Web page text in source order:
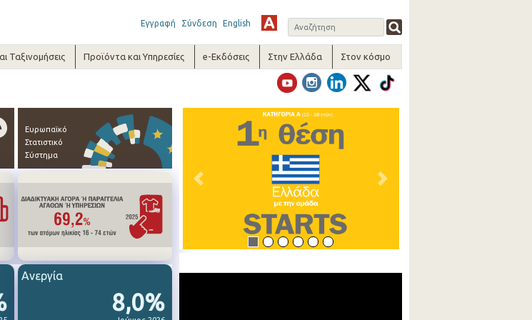
Εγγραφή Σύνδεση English
Ταξινομήσεις Προϊόντα και Υπηρεσίες e-Εκδόσεις Στην Ελλάδα Στον κόσμο
Ευρωπαϊκό
Στατιστικό
Σύστημα
8,0%
Ανεργία
Previous Next